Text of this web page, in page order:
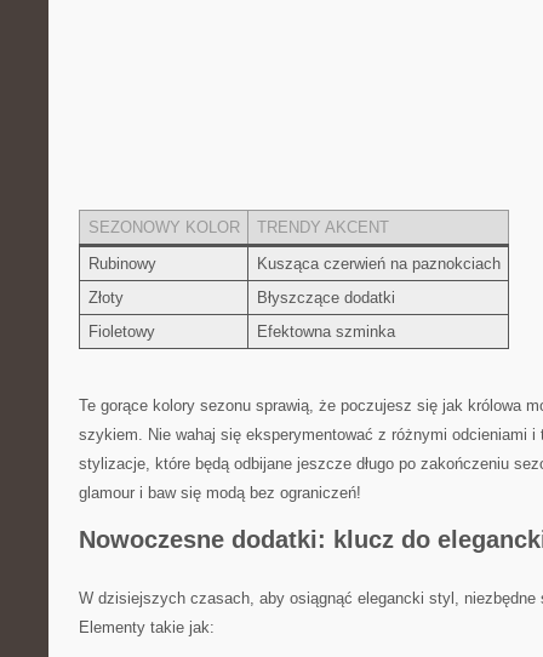
SEZONOWY ‌KOLOR
TRENDY AKCENT
Rubinowy
Kusząca czerwień na​ paznokciach
Złoty
Błyszczące⁣ dodatki
Fioletowy
Efektowna szminka
Te ⁤gorące kolory sezonu sprawią, że poczujesz się jak królowa
‍szykiem. Nie wahaj⁣ się eksperymentować z różnymi odcieniami i
stylizacje,​ które ⁤będą⁤ odbijane jeszcze długo po zakończeniu​
glamour i baw się modą bez ograniczeń!
Nowoczesne dodatki: klucz do​
W dzisiejszych‍ czasach, aby osiągnąć elegancki styl, niezbędne
Elementy takie jak: